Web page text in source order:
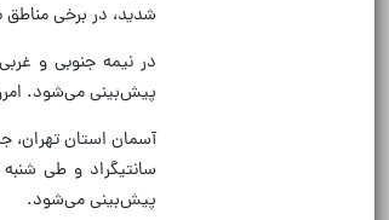
شدید، در برخی مناطق
پیش‌بینی می‌شود. امروز (۳۱ اردیبهشت) افزایش دما مورد
پیش‌بینی می‌شود.